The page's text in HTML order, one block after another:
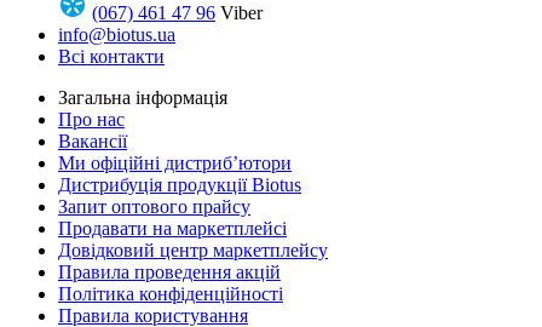
(067) 461 47 96 Viber
info@biotus.ua
Всі контакти
Загальна інформація
Про нас
Вакансії
Ми офіційні дистриб’ютори
Дистрибуція продукції Biotus
Запит оптового прайсу
Продавати на маркетплейсі
Довідковий центр маркетплейсу
Правила проведення акцій
Політика конфіденційності
Правила користування